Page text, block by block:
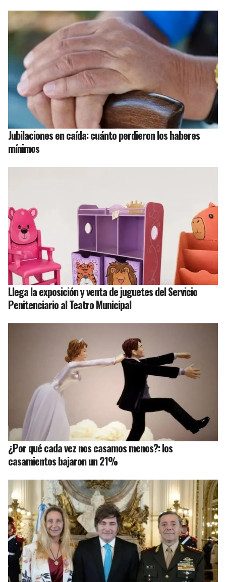
Jubilaciones en caída: cuánto perdieron los haberes
mínimos
Llega la exposición y venta de juguetes del Servicio
Penitenciario al Teatro Municipal
¿Por qué cada vez nos casamos menos?: los
casamientos bajaron un 21%